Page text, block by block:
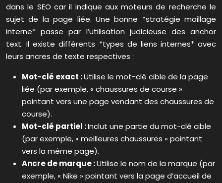
dans le SEO car il indique aux moteurs de recherche le
sujet de la page liée. Une bonne *stratégie maillage
interne* passe par l’utilisation judicieuse des anchor
text. Il existe différents *types de liens internes* avec
leurs ancres de texte respectives :
Mot-clé exact :Utilise le mot-clé cible de la page
liée (par exemple, « chaussures de course »
pointant vers une page vendant des chaussures de
course).
Mot-clé partiel :Inclut une partie du mot-clé cible
(par exemple, « meilleures chaussures » pointant
vers la même page).
Ancre de marque :Utilise le nom de la marque (par
exemple, « Nike » pointant vers la page d’accueil de